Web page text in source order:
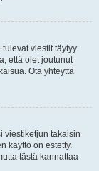
viestit täytyy
että olet joutunut
Ota yhteyttä
viestiketjun takaisin
käyttö on estetty.
tästä kannattaa